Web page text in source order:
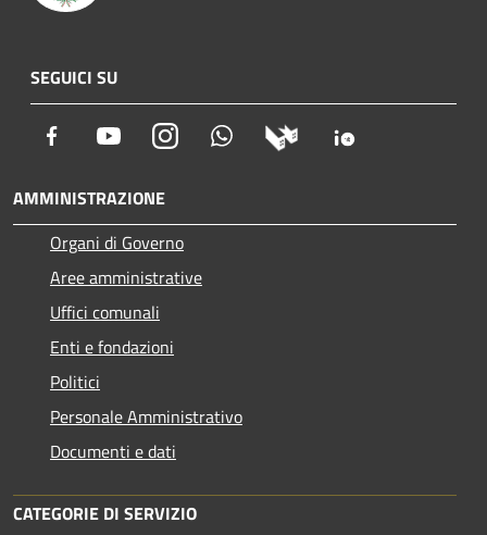
SEGUICI SU
Facebook YoutubeInstagram Whatsapp
AMMINISTRAZIONE
Organi di Governo
Aree amministrative
Uffici comunali
Enti e fondazioni
Politici
Personale Amministrativo
Documenti e dati
CATEGORIE DI SERVIZIO